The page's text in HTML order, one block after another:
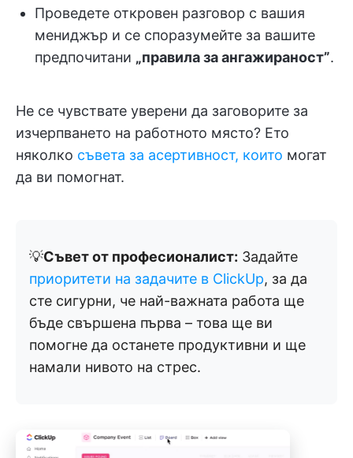
Проведете откровен разговор с вашия
мениджър и се споразумейте за вашите
предпочитани „правила за ангажираност”.
Не се чувствате уверени да заговорите за
изчерпването на работното място? Ето
няколко съвета за асертивност, които могат
да ви помогнат.
💡Съвет от професионалист: Задайте
приоритети на задачите в ClickUp, за да
сте сигурни, че най-важната работа ще
бъде свършена първа – това ще ви
помогне да останете продуктивни и ще
намали нивото на стрес.